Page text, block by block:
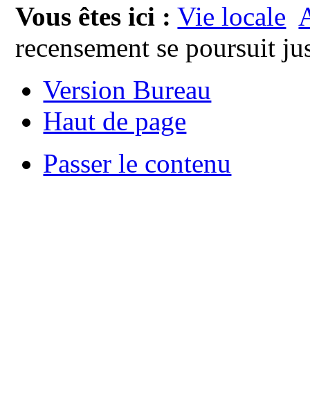
Vous êtes ici : Vie locale
recensement se poursuit
Version Bureau
Haut de page
Passer le contenu